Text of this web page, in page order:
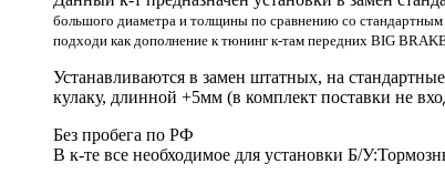
большого диаметра и толщины по сравнению со
подходи как дополнение к тюнинг к-там передних BIG
Устанавливаются в замен штатных, на
кулаку, длинной +5мм (в комплект поставки не
Без пробега по РФ
В к-те все необходимое для установки Б/